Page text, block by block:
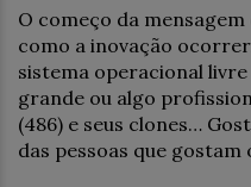
O começo da
como a inovação
sistema operacional livre
grande ou algo
(486) e seus clones…
das pessoas que